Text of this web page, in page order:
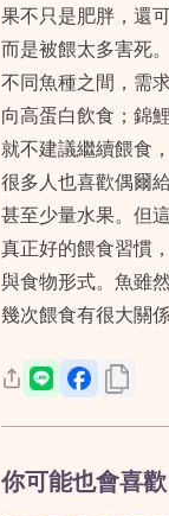
果不只是肥胖，還
而是被餵太多害死。
不同魚種之間，需
向高蛋白飲食；錦
就不建議繼續餵食
很多人也喜歡偶爾
甚至少量水果。但
真正好的餵食習慣
與食物形式。魚雖
幾次餵食有很大關係
你可能也會喜歡